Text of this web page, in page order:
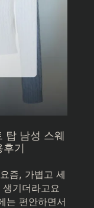
탑 남성 스웨
기
즘, 가볍고 세
기더라고요
는 편안하면서